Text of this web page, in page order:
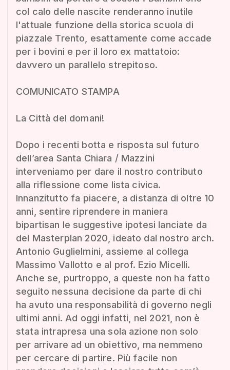
col calo delle nascite renderanno inutile
l'attuale funzione della storica scuola di
piazzale Trento, esattamente come accade
per i bovini e per il loro ex mattatoio:
davvero un parallelo strepitoso.
COMUNICATO STAMPA
La Città del domani!
Dopo i recenti botta e risposta sul futuro
dell’area Santa Chiara / Mazzini
interveniamo per dare il nostro contributo
alla riflessione come lista civica.
Innanzitutto fa piacere, a distanza di oltre 10
anni, sentire riprendere in maniera
bipartisan le suggestive ipotesi lanciate da
del Masterplan 2020, ideato dal nostro arch.
Antonio Guglielmini, assieme al collega
Massimo Vallotto e al prof. Ezio Micelli.
Anche se, purtroppo, a queste non ha fatto
seguito nessuna decisione da parte di chi
ha avuto una responsabilità di governo negli
ultimi anni. Ad oggi infatti, nel 2021, non è
stata intrapresa una sola azione non solo
per arrivare ad un obiettivo, ma nemmeno
per cercare di partire. Più facile non